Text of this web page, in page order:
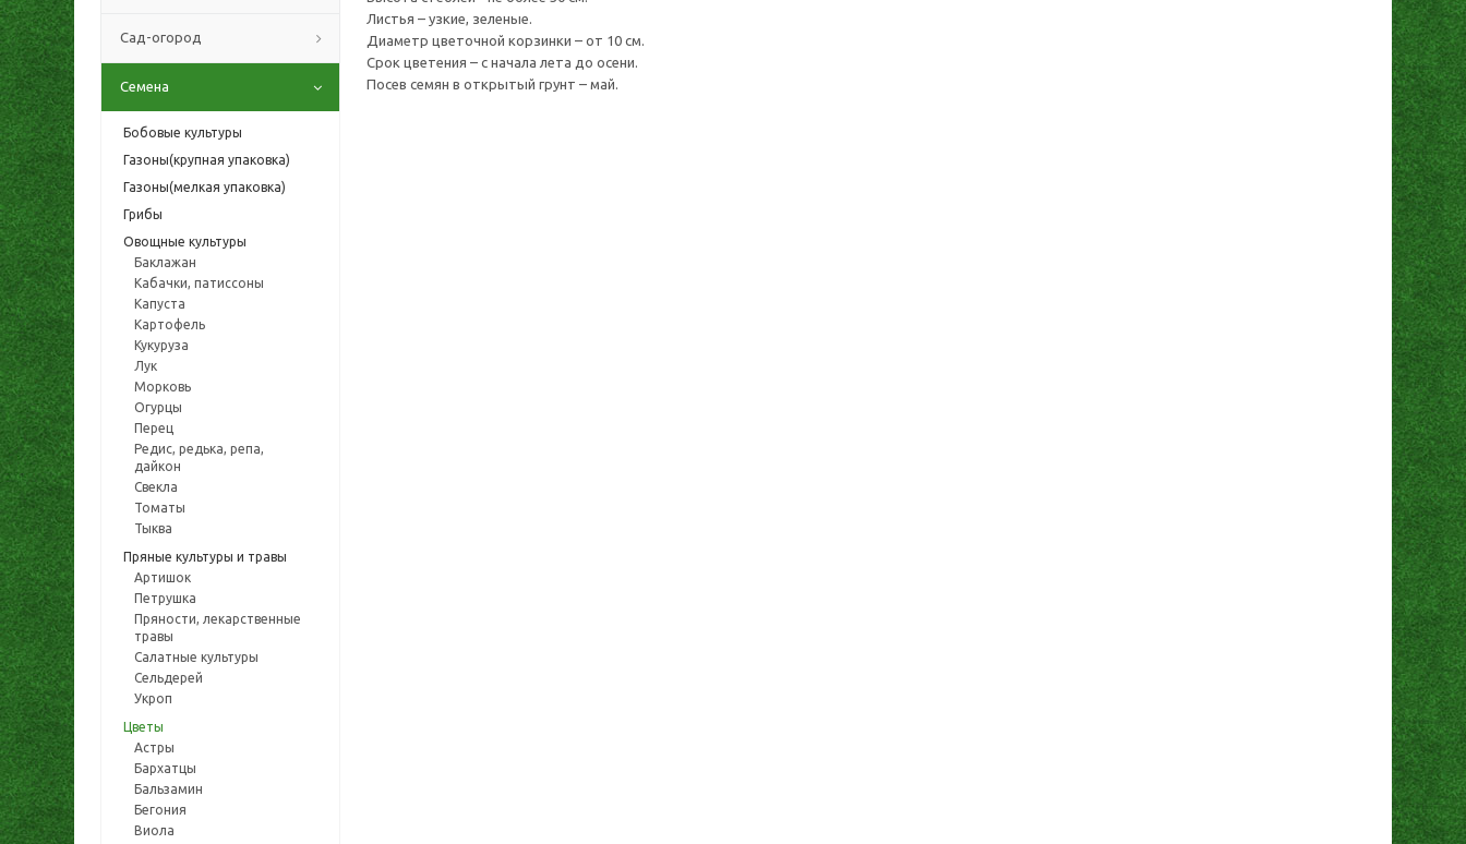
Сад-огород
Семена
Бобовые культуры
Газоны(крупная упаковка)
Газоны(мелкая упаковка)
Грибы
Овощные культуры
Баклажан
Кабачки, патиссоны
Капуста
Картофель
Кукуруза
Лук
Морковь
Огурцы
Перец
Редис, редька, репа,
дайкон
Свекла
Томаты
Тыква
Пряные культуры и травы
Артишок
Петрушка
Пряности, лекарственные
травы
Салатные культуры
Сельдерей
Укроп
Цветы
Астры
Бархатцы
Бальзамин
Бегония
Виола
Листья – узкие, зеленые.
Диаметр цветочной корзинки – от 10 см.
Срок цветения – с начала лета до осени.
Посев семян в открытый грунт – май.